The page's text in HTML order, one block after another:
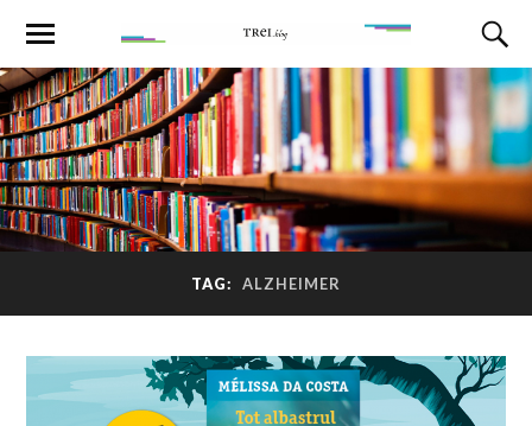
TAG: ALZHEIMER